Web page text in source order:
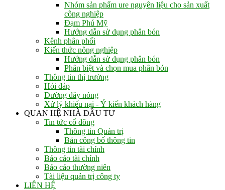
Nhóm sản phẩm ure nguyên liệu cho sản xuất
công nghiệp
Đạm Phú Mỹ
Hướng dẫn sử dụng phân bón
Kênh phân phối
Kiến thức nông nghiệp
Hướng dẫn sử dụng phân bón
Phân biệt và chọn mua phân bón
Thông tin thị trường
Hỏi đáp
Đường dây nóng
Xử lý khiếu nại - Ý kiến khách hàng
QUAN HỆ NHÀ ĐẦU TƯ
Tin tức cổ đông
Thông tin Quản trị
Bản công bố thông tin
Thông tin tài chính
Báo cáo tài chính
Báo cáo thường niên
Tài liệu quản trị công ty
LIÊN HỆ